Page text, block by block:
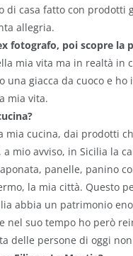
di casa fatto con prodotti
allegria.
fotografo, poi scopre la
mia vita ma in realtà in
una giacca da cuoco e
mia vita.
mia cucina, dai prodotti
a mio avviso, in Sicilia la
panelle, panino
la mia città. Questo
abbia un patrimonio
nel suo tempo ho però
delle persone di oggi